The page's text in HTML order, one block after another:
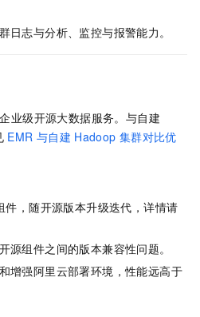
日志与分析、监控与报警能力。
业级开源大数据服务。与自建
EMR 与自建 Hadoop 集群对比优
件，随开源版本升级迭代，详情请
源组件之间的版本兼容性问题。
增强阿里云部署环境，性能远高于